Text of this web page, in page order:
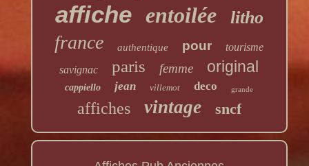
affiche entoilée litho
france authentique pour
tourisme
savignac
paris femme original
cappiello jean villemot deco grande
affiches vintage sncf